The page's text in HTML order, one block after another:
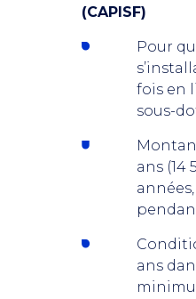
(CAPISF)
Pour
fois en
sous-
ans (14
ans